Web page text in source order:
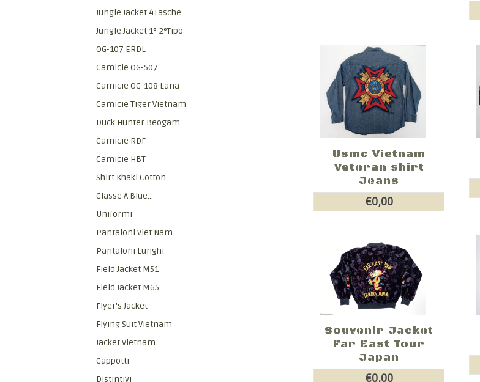
Jungle Jacket 4Tasche
Jungle Jacket 1°-2°Tipo
OG-107 ERDL
Camicie OG-507
Camicie OG-108 Lana
Camicie Tiger Vietnam
Duck Hunter Beogam
Camicie RDF
Camicie HBT
Shirt Khaki Cotton
Classe A Blue...
Uniformi
Pantaloni Viet Nam
Pantaloni Lunghi
Field Jacket M51
Field Jacket M65
Flyer's Jacket
Flying Suit Vietnam
Jacket Vietnam
Cappotti
Distintivi
Usmc Vietnam
Veteran shirt
Jeans
€0,00
Souvenir Jacket
Far East Tour
Japan
€0,00